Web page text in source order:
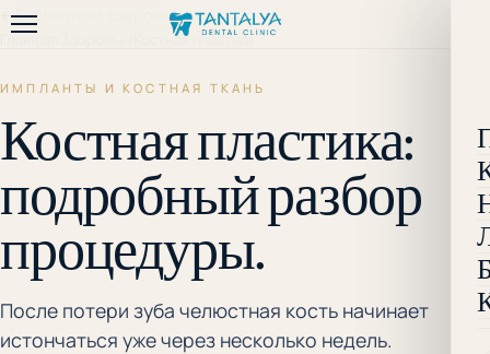
←Библиотека здоровья
Главная Костная пластика
ИМПЛАНТЫ И КОСТНАЯ ТКАНЬ
Костная пластика:
подробный разбор
процедуры.
После потери зуба челюстная кость начинает
истончаться уже через несколько недель.